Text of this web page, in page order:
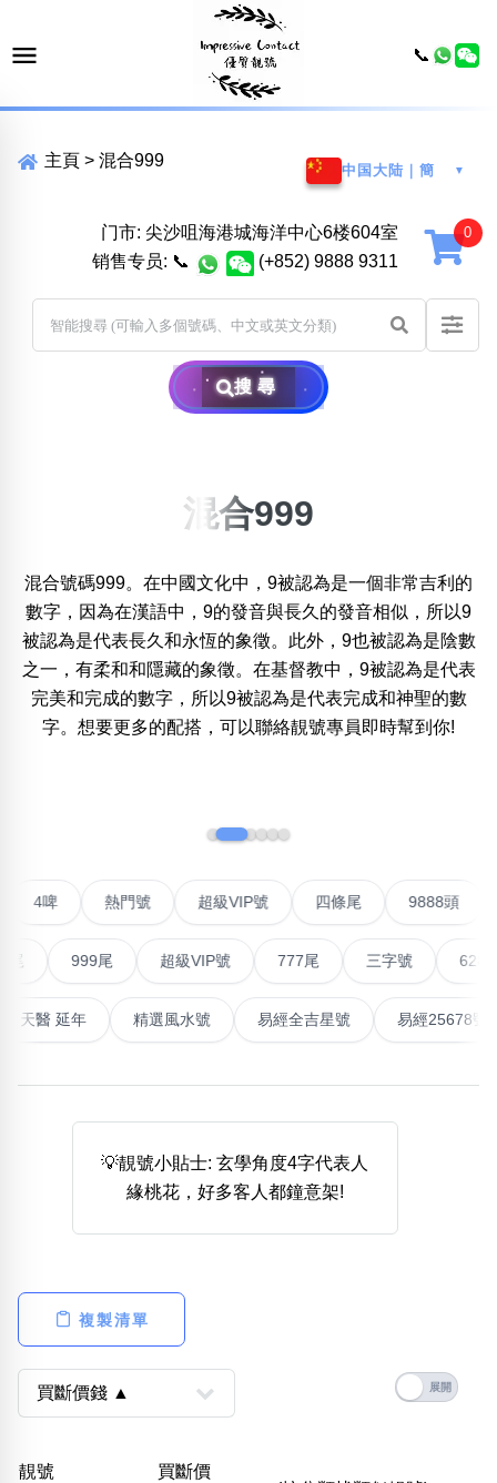
主頁 > 混合999
中国大陆｜簡 ▼
门市: 尖沙咀海港城海洋中心6楼604室
销售专员: 📞 (+852) 9888 9311
搜尋
位置:
一 二 三 四 六 七 八 九 十 十一
清除全部分類
搜尋
無8 無9
搜尋
熱門分類
無5字
多8字 9888頭 二字號
三字號
清除全部分類
幸運號分類
易經六四卦象
混合999
混合號碼999。在中國文化中，9被認為是一個非常吉利的
數字，因為在漢語中，9的發音與長久的發音相似，所以9
被認為是代表長久和永恆的象徵。此外，9也被認為是陰數
之一，有柔和和隱藏的象徵。在基督教中，9被認為是代表
完美和完成的數字，所以9被認為是代表完成和神聖的數
字。想要更多的配搭，可以聯絡靚號專員即時幫到你!
聯號 4啤 熱門號 超級VIP號 四條尾 9888
超級VIP號 777尾 三字號 6288頭
高能量生氣 天醫 延年 精選風水號 易經全吉星號 易
💡靚號小貼士: 玄學角度4字代表人
緣桃花，好多客人都鐘意架!
複製清單
靚號
買斷價
📞